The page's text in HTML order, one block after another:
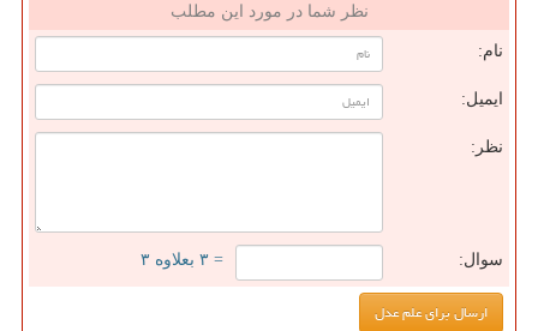
نظر شما در مورد این مطلب
نام:
ایمیل:
نظر:
سوال: = ۳ بعلاوه ۳